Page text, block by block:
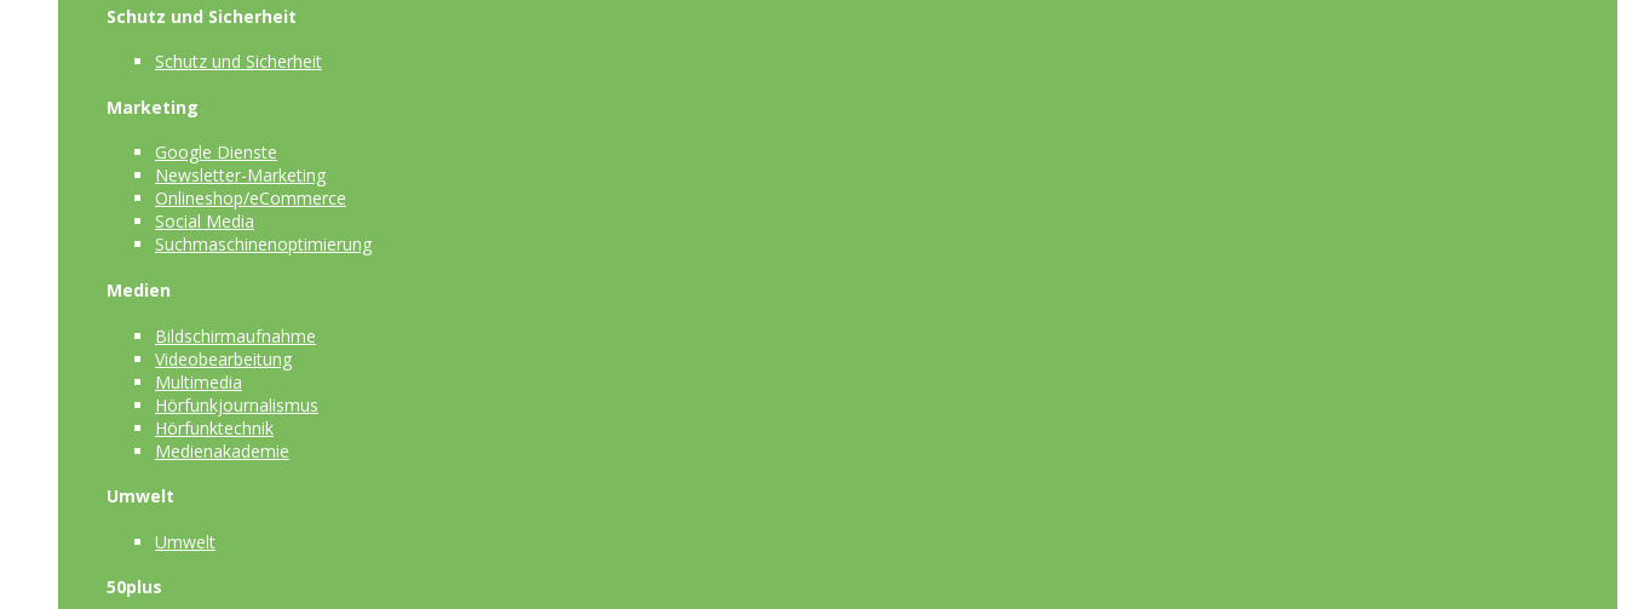
Schutz und Sicherheit
Schutz und Sicherheit
Marketing
Google Dienste
Newsletter-Marketing
Onlineshop/eCommerce
Social Media
Suchmaschinenoptimierung
Medien
Bildschirmaufnahme
Videobearbeitung
Multimedia
Hörfunkjournalismus
Hörfunktechnik
Medienakademie
Umwelt
Umwelt
50plus